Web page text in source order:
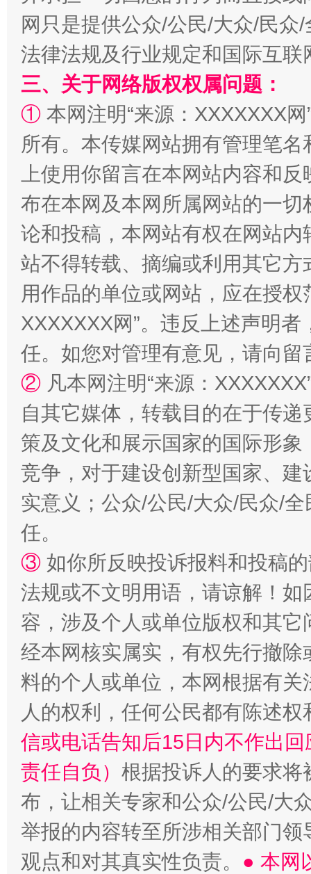
扯下公款旅游的“隐身衣” 如何以
“蜀中异人”王建安的艺术幻境
网只是提供公众/公民/大众/民
法律法规及行业规定和国际互
三、关于网络版权权属问题：
① 本网注明“来源：XXXXXXX
所有。本传媒网站拥有管理笔
上使用你留言在本网站内容和
布在本网及本网所属网站的一
论和投稿，本网站有权在网站
站不得转载、摘编或利用其它
用作品的单位或网站，应在授
XXXXXXX网”。违反上述声明
任。如您对管理有意见，请向
② 凡本网注明“来源：
自其它媒体，转载目的在于传
策及文化和展示国家的国际形
竞争，对于建设创新型国家、
实意义；公众/公民/大众/民众/
任。
③ 如你所反映投诉报料和投稿
法规或不文明用语，请谅解！
容，涉及个人或单位版权和其它
经本网核实属实，有权先行撤
料的个人或单位，本网根据有
人的权利，任何公民都有陈述
信或电话告知后15日内不作出
责任自负） 根据投诉人的要求将
布，让相关专家和公众/公民/大
举报的内容转至所涉相关部门
观点和对其真实性负责。 ● 本网